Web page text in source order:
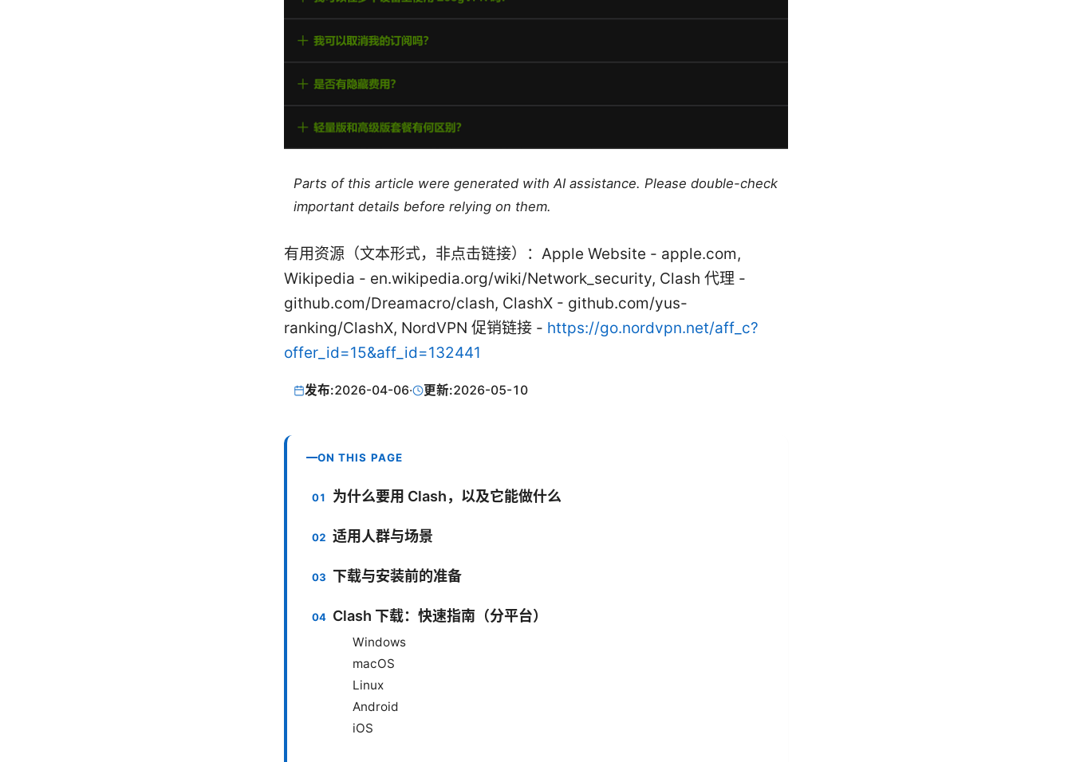
Parts of this article were generated with AI assistance. Please double-check
important details before relying on them.
有用资源（文本形式，非点击链接）：Apple Website - apple.com,
Wikipedia - en.wikipedia.org/wiki/Network_security, Clash 代理 -
github.com/Dreamacro/clash, ClashX - github.com/yus-
ranking/ClashX, NordVPN 促销链接 - https://go.nordvpn.net/aff_c?
offer_id=15&aff_id=132441
发布:2026-04-06· 更新:2026-05-10
ON THIS PAGE
为什么要用 Clash，以及它能做什么
适用人群与场景
下载与安装前的准备
Clash 下载：快速指南（分平台）
Windows
macOS
Linux
Android
iOS